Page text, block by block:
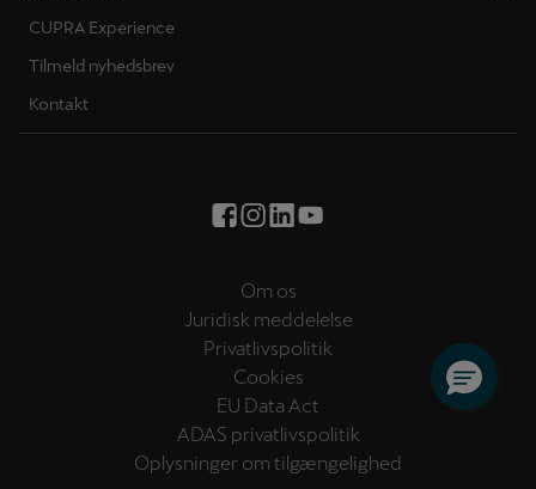
CUPRA Experience
Tilmeld nyhedsbrev
Kontakt
Om os
Juridisk meddelelse
Privatlivspolitik
Cookies
EU Data Act
ADAS privatlivspolitik
Oplysninger om tilgængelighed